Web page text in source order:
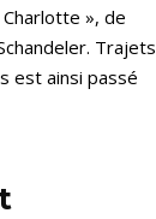
», de
Trajets
est ainsi passé